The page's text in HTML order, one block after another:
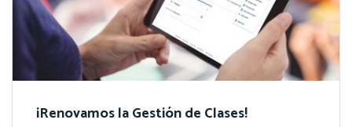
¡Renovamos la Gestión de Clases!